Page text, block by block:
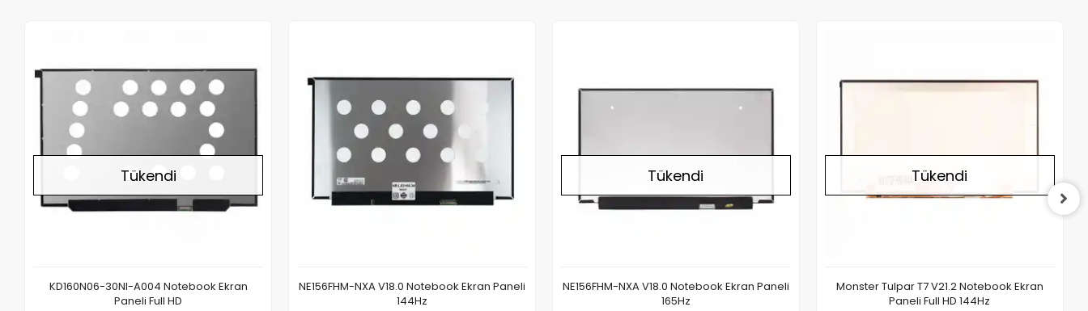
Tükendi
KD160N06-30NI-A004 Notebook Ekran
Paneli Full HD
NE156FHM-NXA V18.0 Notebook Ekran Paneli
144Hz
Tükendi
NE156FHM-NXA V18.0 Notebook Ekran Paneli
165Hz
Tükendi
Monster Tulpar T7 V21.2 Notebook Ekran
Paneli Full HD 144Hz